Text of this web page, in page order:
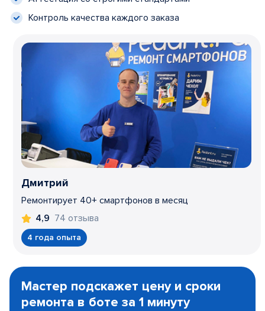
Контроль качества каждого заказа
Дмитрий
Ремонтирует 40+ смартфонов в месяц
4,9 74 отзыва
4 года опыта
1
Мастер подскажет цену и сроки
ремонта в боте за 1 минуту